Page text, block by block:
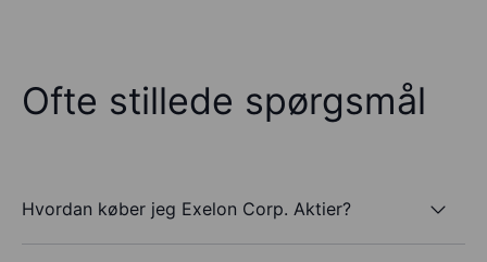
Ofte stillede spørgsmål
Hvordan køber jeg Exelon Corp. Aktier?